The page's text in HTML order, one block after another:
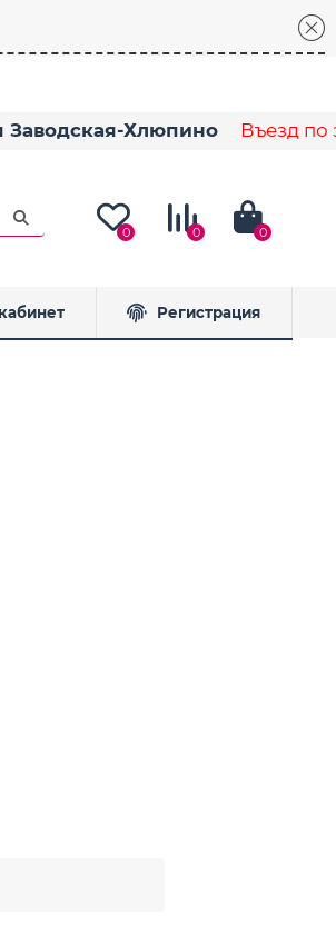
Заводская-Хлюпино Въезд по
0 0 0
Регистрация